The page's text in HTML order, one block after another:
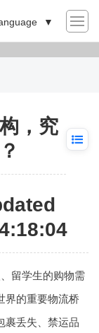
▼
，究
留学生的购物需
界的重要物流桥
裹丢失、禁运品